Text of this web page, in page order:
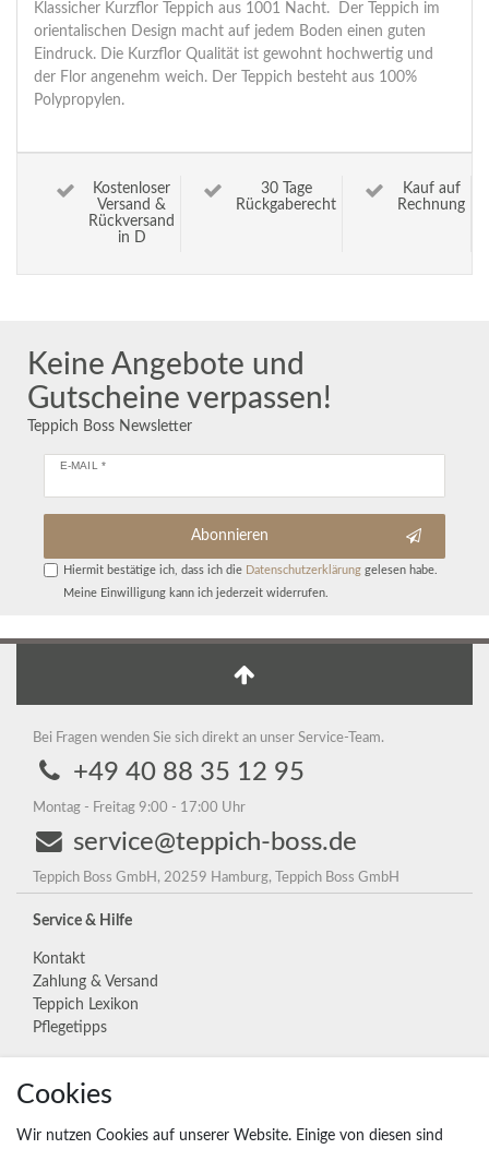
Klassicher Kurzflor Teppich aus 1001 Nacht. Der Teppich im
orientalischen Design macht auf jedem Boden einen guten
Eindruck. Die Kurzflor Qualität ist gewohnt hochwertig und
der Flor angenehm weich. Der Teppich besteht aus 100%
Polypropylen.
Kostenloser
Versand &
Rückversand
in D
30 Tage
Rückgaberecht
Kauf auf
Rechnung
Keine Angebote und
Gutscheine verpassen!
Teppich Boss Newsletter
E-MAIL *
Abonnieren
Hiermit bestätige ich, dass ich die Daten­schutz­erklärunggelesen habe.
Meine Einwilligung kann ich jederzeit widerrufen.
Bei Fragen wenden Sie sich direkt an unser Service-Team.
+49 40 88 35 12 95
Montag - Freitag 9:00 - 17:00 Uhr
service@teppich-boss.de
Teppich Boss GmbH, 20259 Hamburg, Teppich Boss GmbH
Service & Hilfe
Kontakt
Zahlung & Versand
Teppich Lexikon
Pflegetipps
Unternehmen
Widerrufs­recht
Cookies
Wir nutzen Cookies auf unserer Website. Einige von diesen sind